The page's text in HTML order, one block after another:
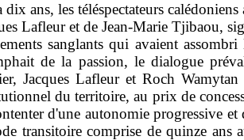
ans, les téléspectateurs
Lafleur et de Jean-Marie Tjibaou,
sanglants qui avaient
de la passion, le dialogue
Jacques Lafleur et Roch
du territoire, au prix de
d'une autonomie progressive
transitoire comprise de quinze ans